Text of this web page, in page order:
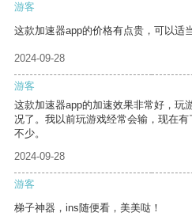
游客
这款加速器app的价格有点贵，可以适
2024-09-28
游客
这款加速器app的加速效果非常好，玩
况了。我以前玩游戏经常会输，现在
不少。
2024-09-28
游客
梯子神器，ins随便看，美美哒！